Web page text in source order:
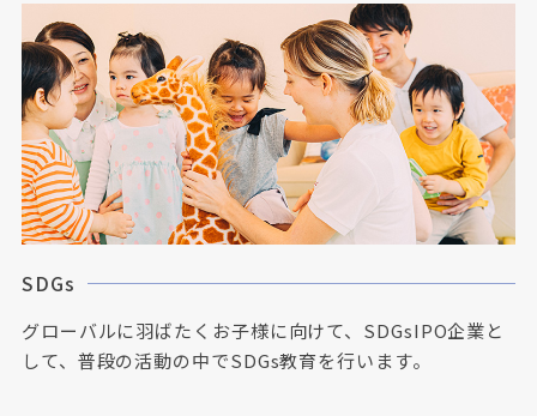
SDGs
グローバルに羽ばたくお子様に向けて、SDGsIPO企業と
して、普段の活動の中でSDGs教育を行います。